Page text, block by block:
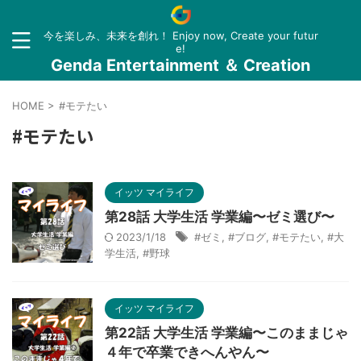
今を楽しみ、未来を創れ！ Enjoy now, Create your futur
e!
Genda Entertainment ＆ Creation
HOME > #モテたい
#モテたい
イッツ マイライフ
第28話 大学生活 学業編〜ゼミ選び〜
2023/1/18 #ゼミ #ブログ #モテたい #大
学生活 #野球
イッツ マイライフ
第22話 大学生活 学業編〜このままじゃ
４年で卒業できへんやん〜